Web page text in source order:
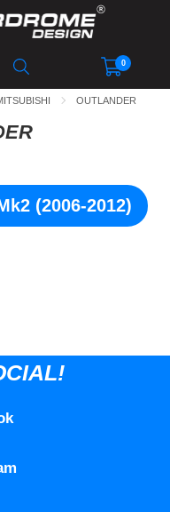
0
είναι άδειο!
ΜΕ
OUTLANDER
(2006-2012)